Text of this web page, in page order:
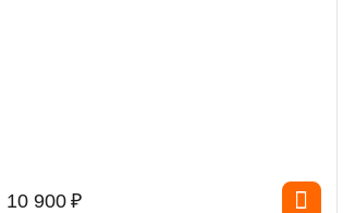
10 900 ₽